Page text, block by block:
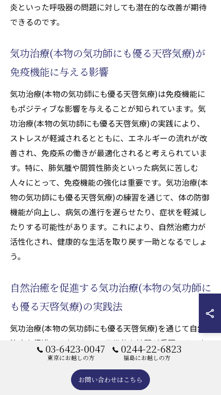
炎といった呼吸器の問題に対しても潜在的な改善が期待
できるのです。
気功治療(本物の気功師にも優る天啓気療)が
免疫機能に与える影響
気功治療(本物の気功師にも優る天啓気療)は免疫機能に
もポジティブな影響を与えることが知られています。気
功治療(本物の気功師にも優る天啓気療)の実践により、
ストレスが軽減されるとともに、エネルギーの流れが改
善され、免疫系の働きが最適化されると考えられていま
す。特に、肺気腫や間質性肺炎といった病気に苦しむ
人々にとって、免疫機能の強化は重要です。気功治療(本
物の気功師にも優る天啓気療)の練習を通じて、体の防御
機能が向上し、病気の進行を遅らせたり、症状を軽減し
たりする可能性があります。これにより、自然治癒力が
活性化され、健康的な生活を取り戻す一助となるでしょ
う。
自然治癒を促進する気功治療(本物の気功師に
も優る天啓気療)の実践法
気功治療(本物の気功師にも優る天啓気療)を通じて自然
治癒を促進するためには、日常的な練習が重要です。ま
ず、気功治療(本物の気功師にも優る天啓気療)の基本と
して呼吸法を習得することから始めましょう。深くゆっ
くりとした呼吸は、肺に十分な酸素を供給し、体全体に
03-6423-0047
東京にお越しの方
0244-22-6823
福島にお越しの方
お問い合わせはこちら